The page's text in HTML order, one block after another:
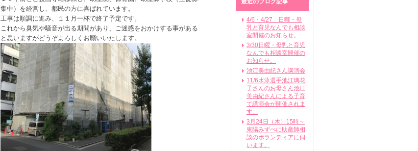
集中）を経営し、都民の方に喜ばれています。
工事は順調に進み、１１月一杯で終了予定です。
これから臭気や騒音が出る期間があり、ご迷惑をおかけする事がある
と思いますがどうぞよろしくお願いいたします。
最近のブログ記事
4/6・4/27 日曜・母
乳と育児なんでも相談
室開催のお知らせ。
3/30日曜・母乳と育児
なんでも相談室開催の
お知らせ。
池江美由紀さん講演会
11/6水泳選手池江璃花
子さんのお母さん池江
美由紀さんによる子育
て講演会が開催されま
す。
3月24日（木）15時～
東陽みずべに助産師相
談のボランティアに伺
います。